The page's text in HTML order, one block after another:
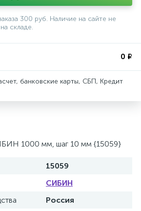
300 руб. Наличие на сайте не
складе.
0 ₽
банковские карты, СБП, Кредит
1000 мм, шаг 10 мм {15059}
15059
СИБИН
Россия